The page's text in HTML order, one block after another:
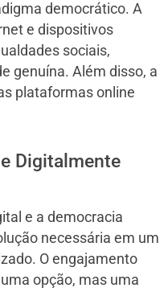
democrático. A
e dispositivos
sociais,
genuína. Além disso, a
plataformas online
Digitalmente
e a democracia
necessária em um
O engajamento
opção, mas uma